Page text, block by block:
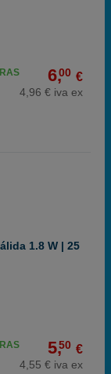
6,00 €
4,96 € iva ex
1.8 W | 25
5,50 €
4,55 € iva ex